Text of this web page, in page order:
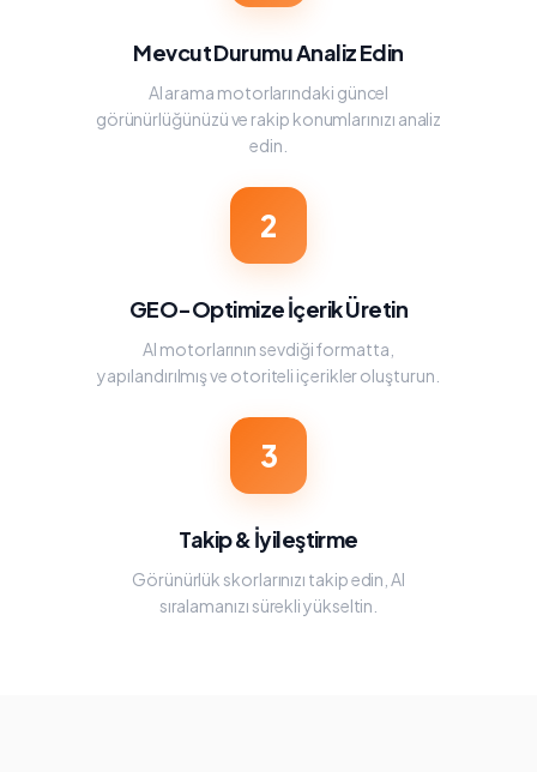
Mevcut Durumu Analiz Edin
AI arama motorlarındaki güncel
görünürlüğünüzü ve rakip konumlarınızı analiz
edin.
2
GEO-Optimize İçerik Üretin
AI motorlarının sevdiği formatta,
yapılandırılmış ve otoriteli içerikler oluşturun.
3
Takip & İyileştirme
Görünürlük skorlarınızı takip edin, AI
sıralamanızı sürekli yükseltin.